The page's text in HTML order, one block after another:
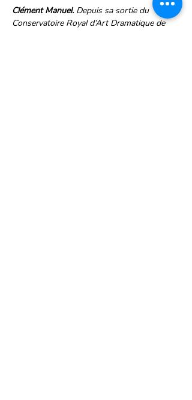
Clément Manuel. Depuis sa sortie du
Conservatoire Royal d’Art Dramatique de